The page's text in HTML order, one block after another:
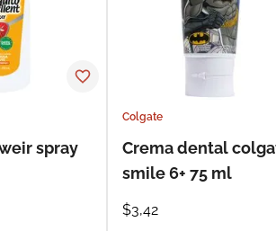
spray
Colgate
Crema dental
smile 6+ 75 ml
$3,42